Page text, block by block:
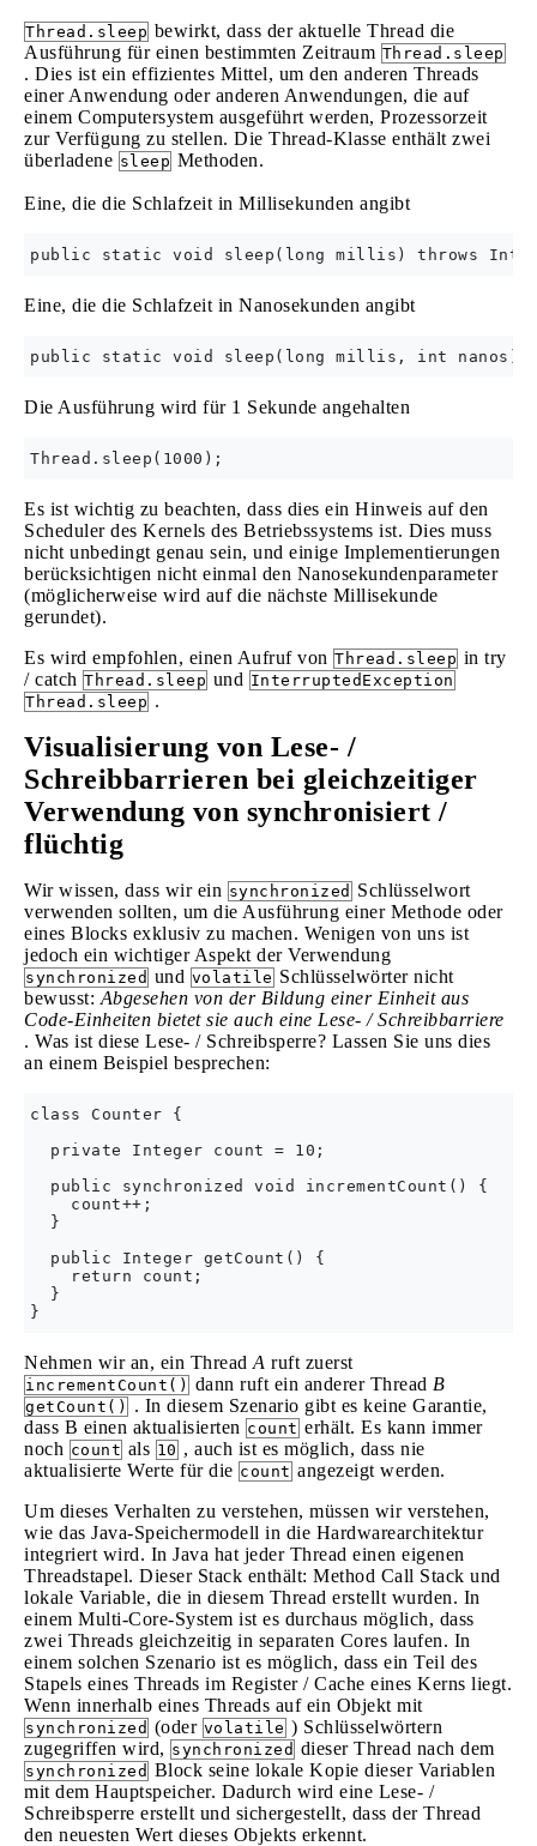
Thread.sleep bewirkt, dass der aktuelle Thread die
Ausführung für einen bestimmten Zeitraum Thread.sleep
. Dies ist ein effizientes Mittel, um den anderen Threads
einer Anwendung oder anderen Anwendungen, die auf
einem Computersystem ausgeführt werden, Prozessorzeit
zur Verfügung zu stellen. Die Thread-Klasse enthält zwei
überladene sleep Methoden.
Eine, die die Schlafzeit in Millisekunden angibt
Eine, die die Schlafzeit in Nanosekunden angibt
Die Ausführung wird für 1 Sekunde angehalten
Es ist wichtig zu beachten, dass dies ein Hinweis auf den
Scheduler des Kernels des Betriebssystems ist. Dies muss
nicht unbedingt genau sein, und einige Implementierungen
berücksichtigen nicht einmal den Nanosekundenparameter
(möglicherweise wird auf die nächste Millisekunde
gerundet).
Es wird empfohlen, einen Aufruf von Thread.sleep in try
/ catch Thread.sleep und InterruptedException
Thread.sleep .
Visualisierung von Lese- /
Schreibbarrieren bei gleichzeitiger
Verwendung von synchronisiert /
flüchtig
Wir wissen, dass wir ein synchronized Schlüsselwort
verwenden sollten, um die Ausführung einer Methode oder
eines Blocks exklusiv zu machen. Wenigen von uns ist
jedoch ein wichtiger Aspekt der Verwendung
synchronized und volatile Schlüsselwörter nicht
bewusst: Abgesehen von der Bildung einer Einheit aus
Code-Einheiten bietet sie auch eine Lese- / Schreibbarriere
. Was ist diese Lese- / Schreibsperre? Lassen Sie uns dies
an einem Beispiel besprechen:
class Counter {
  private Integer count = 10;
  public synchronized void incrementCount() {
    count++;
  }
  public Integer getCount() {
    return count;
  }
Nehmen wir an, ein Thread A ruft zuerst
incrementCount() dann ruft ein anderer Thread B
getCount()
. In diesem Szenario gibt es keine Garantie,
dass B einen aktualisierten count erhält. Es kann immer
noch count als 10 , auch ist es möglich, dass nie
aktualisierte Werte für die count angezeigt werden.
Um dieses Verhalten zu verstehen, müssen wir verstehen,
wie das Java-Speichermodell in die Hardwarearchitektur
integriert wird. In Java hat jeder Thread einen eigenen
Threadstapel. Dieser Stack enthält: Method Call Stack und
lokale Variable, die in diesem Thread erstellt wurden. In
einem Multi-Core-System ist es durchaus möglich, dass
zwei Threads gleichzeitig in separaten Cores laufen. In
einem solchen Szenario ist es möglich, dass ein Teil des
Stapels eines Threads im Register / Cache eines Kerns liegt.
Wenn innerhalb eines Threads auf ein Objekt mit
synchronized (oder volatile ) Schlüsselwörtern
zugegriffen wird, synchronized dieser Thread nach dem
synchronized Block seine lokale Kopie dieser Variablen
mit dem Hauptspeicher. Dadurch wird eine Lese- /
Schreibsperre erstellt und sichergestellt, dass der Thread
den neuesten Wert dieses Objekts erkennt.